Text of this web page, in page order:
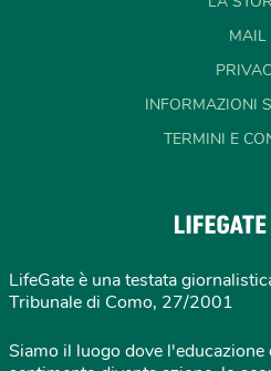
MAIL
INFORMAZIONI
TERMINI E
LifeGate è una testata
Tribunale di Como, 27/2001
Siamo il luogo dove